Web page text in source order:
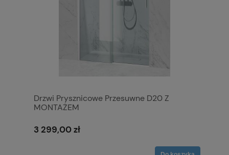
Drzwi Prysznicowe Przesuwne D20 Z
MONTAŻEM
3 299,00 zł